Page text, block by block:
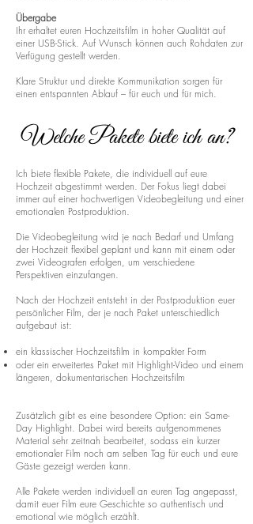
Übergabe
Ihr erhaltet euren Hochzeitsfilm in hoher Qualität auf
einer USB-Stick. Auf Wunsch können auch Rohdaten zur
Verfügung gestellt werden.
Klare Struktur und direkte Kommunikation sorgen für
einen entspannten Ablauf – für euch und für mich.
Welche Pakete biete ich an?
Ich biete flexible Pakete, die individuell auf eure
Hochzeit abgestimmt werden. Der Fokus liegt dabei
immer auf einer hochwertigen Videobegleitung und einer
emotionalen Postproduktion.
Die Videobegleitung wird je nach Bedarf und Umfang
der Hochzeit flexibel geplant und kann mit einem oder
zwei Videografen erfolgen, um verschiedene
Perspektiven einzufangen.
Nach der Hochzeit entsteht in der Postproduktion euer
persönlicher Film, der je nach Paket unterschiedlich
aufgebaut ist:
ein klassischer Hochzeitsfilm in kompakter Form
oder ein erweitertes Paket mit Highlight-Video und einem
längeren, dokumentarischen Hochzeitsfilm
Zusätzlich gibt es eine besondere Option: ein Same-
Day Highlight. Dabei wird bereits aufgenommenes
Material sehr zeitnah bearbeitet, sodass ein kurzer
emotionaler Film noch am selben Tag für euch und eure
Gäste gezeigt werden kann.
Alle Pakete werden individuell an euren Tag angepasst,
damit euer Film eure Geschichte so authentisch und
emotional wie möglich erzählt.